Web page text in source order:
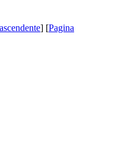
] [Pagina